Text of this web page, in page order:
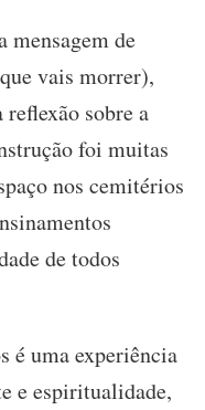
mensagem de
vais morrer),
sobre a
foi muitas
nos cemitérios
de todos
é uma experiência
e espiritualidade,